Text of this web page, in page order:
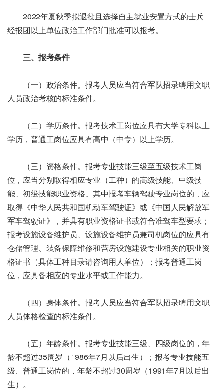
2022年夏秋季拟退役且选择自主就业安置方式的士兵
经报团以上单位政治工作部门批准可以报考。
三、报考条件
（一）政治条件。报考人员应当符合军队招录聘用文职
人员政治考核的标准条件。
（二）学历条件。报考技术工岗位应具有大学专科以上
学历，普通工岗位应具有高中（中专）以上学历。
（三）资格条件。报考专业技能三级至五级技术工岗
位，应当分别取得相应专业（工种）的高级技能、中级技
能、初级技能职业资格。其中报考车辆驾驶专业岗位的，应
取得《中华人民共和国机动车驾驶证》或《中国人民解放军
军车驾驶证》，并具有职业资格证书或符合准驾车型要求；
报考设施设备维护员、设施设备维护员兼司机岗位的应具有
仓储管理、装备保障维修和营房设施建设专业相关的职业资
格证书（具体工种目录请咨询用人单位）；报考普通工岗
位，应具备相应的专业水平或工作能力。
（四）身体条件。报考人员应当符合军队招录聘用文职
人员体格检查的标准条件。
（五）年龄条件。报考专业技能三级、四级岗位的，年
龄不超过35周岁（1986年7月以后出生）；报考专业技能五
级、普通工岗位的，年龄不超过30周岁（1991年7月以后出
生）。